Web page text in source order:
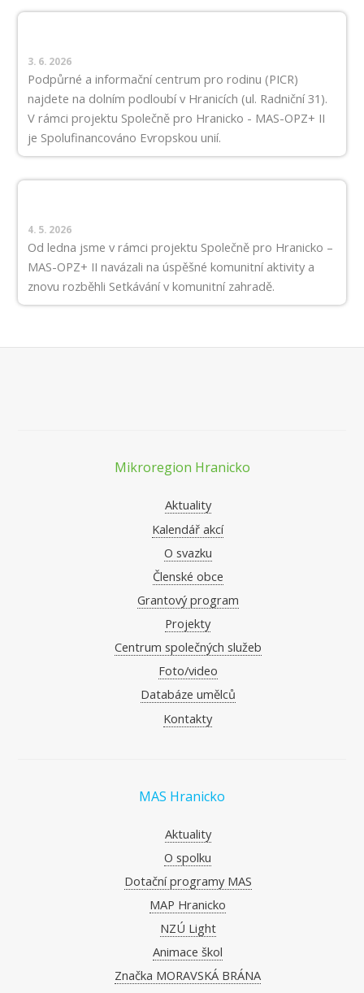
3. 6. 2026
Podpůrné a informační centrum pro rodinu (PICR)
najdete na dolním podloubí v Hranicích (ul. Radniční 31).
V rámci projektu Společně pro Hranicko - MAS-OPZ+ II
je Spolufinancováno Evropskou unií.
4. 5. 2026
Od ledna jsme v rámci projektu Společně pro Hranicko –
MAS-OPZ+ II navázali na úspěšné komunitní aktivity a
znovu rozběhli Setkávání v komunitní zahradě.
Mikroregion Hranicko
Aktuality
Kalendář akcí
O svazku
Členské obce
Grantový program
Projekty
Centrum společných služeb
Foto/video
Databáze umělců
Kontakty
MAS Hranicko
Aktuality
O spolku
Dotační programy MAS
MAP Hranicko
NZÚ Light
Animace škol
Značka MORAVSKÁ BRÁNA